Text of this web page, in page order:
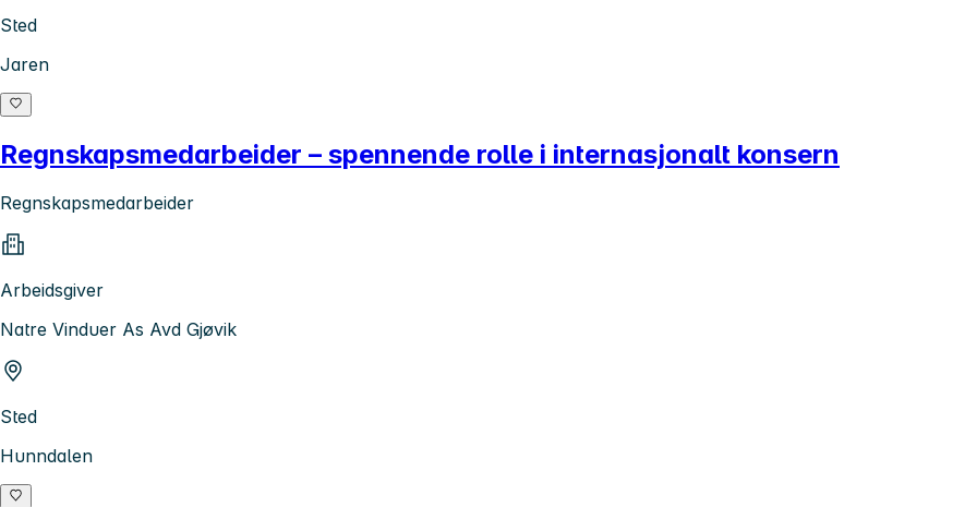
Sted
Jaren
Regnskapsmedarbeider – spennende rolle i internasjonalt konsern
Regnskapsmedarbeider
Arbeidsgiver
Natre Vinduer As Avd Gjøvik
Sted
Hunndalen